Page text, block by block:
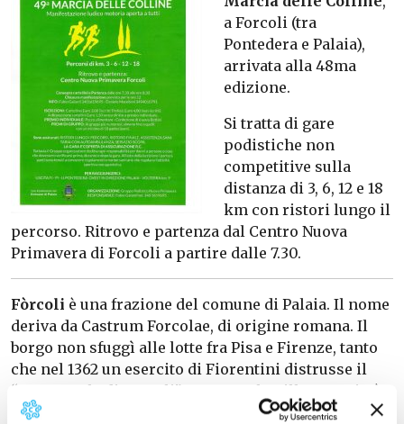
a Forcoli (tra
Pontedera e Palaia),
arrivata alla 48ma
edizione.
Si tratta di gare
podistiche non
competitive sulla
distanza di 3, 6, 12 e 18
km con ristori lungo il
percorso. Ritrovo e partenza dal Centro Nuova
Primavera di Forcoli a partire dalle 7.30.
Fòrcoli è una frazione del comune di Palaia. Il nome
deriva da Castrum Forcolae, di origine romana. Il
borgo non sfuggì alle lotte fra Pisa e Firenze, tanto
che nel 1362 un esercito di Fiorentini distrusse il
“Mercantale di Forcoli”. In paese la Villa proprietà
della famiglia Brunner (da cui il nome della piazza